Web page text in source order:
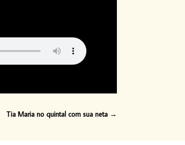
Tia Maria no quintal com sua neta→